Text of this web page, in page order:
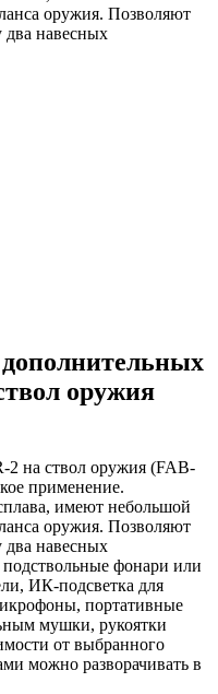
оружия. Позволяют
два навесных
оружия
2 на ствол оружия (FAB-
применение.
имеют небольшой
оружия. Позволяют
два навесных
фонари или
ИК-подсветка для
портативные
мушки, рукоятки
от выбранного
можно разворачивать в